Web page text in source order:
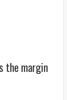
the margin